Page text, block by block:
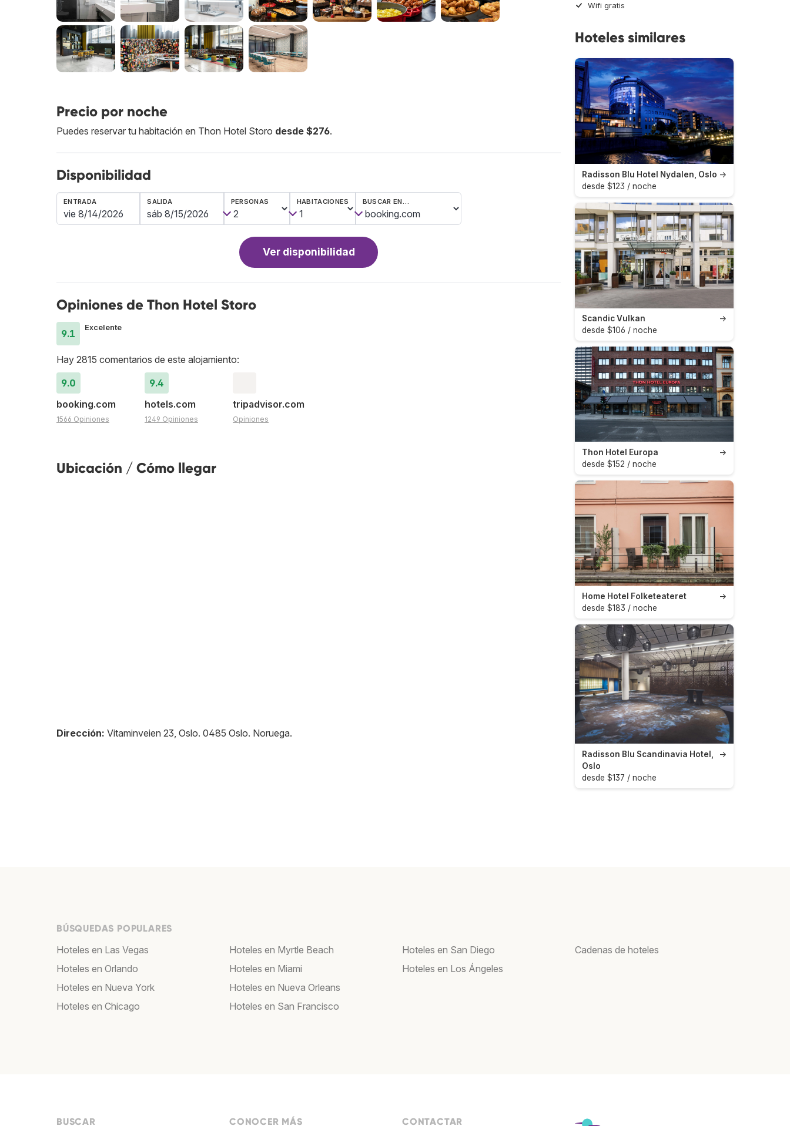
Precio por noche
Puedes reservar tu habitación en Thon Hotel Storo desde $276.
Disponibilidad
ENTRADA SALIDA PERSONAS HABITACIONES BUSCAR EN…
Ver disponibilidad
Opiniones de Thon Hotel Storo
9.1
Excelente
Hay 2815 comentarios de este alojamiento:
9.0
booking.com
1566 Opiniones
9.4
hotels.com
1249 Opiniones
tripadvisor.com
Opiniones
Ubicación / Cómo llegar
Dirección: Vitaminveien 23, Oslo. 0485 Oslo. Noruega.
Wifi gratis
Hoteles similares
→
Radisson Blu Hotel Nydalen, Oslo
desde $123 / noche
→
Scandic Vulkan
desde $106 / noche
→
Thon Hotel Europa
desde $152 / noche
→
Home Hotel Folketeateret
desde $183 / noche
→
Radisson Blu Scandinavia Hotel,
Oslo
desde $137 / noche
BÚSQUEDAS POPULARES
Hoteles en Las Vegas
Hoteles en Orlando
Hoteles en Nueva York
Hoteles en Chicago
Hoteles en Myrtle Beach
Hoteles en Miami
Hoteles en Nueva Orleans
Hoteles en San Francisco
Hoteles en San Diego
Hoteles en Los Ángeles
Cadenas de hoteles
BUSCAR CONOCER MÁS CONTACTAR